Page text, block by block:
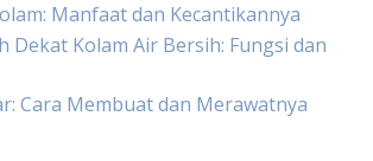
Manfaat dan Kecantikannya
Dekat Kolam Air Bersih: Fungsi dan
Cara Membuat dan Merawatnya